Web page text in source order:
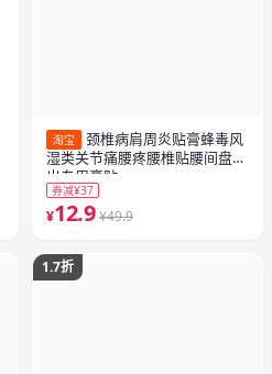
淘宝
颈椎病肩周炎贴膏蜂毒风
湿类关节痛腰疼腰椎贴腰间盘突
出专用膏贴
券减¥37
¥12.9 ¥49.9
1.7折